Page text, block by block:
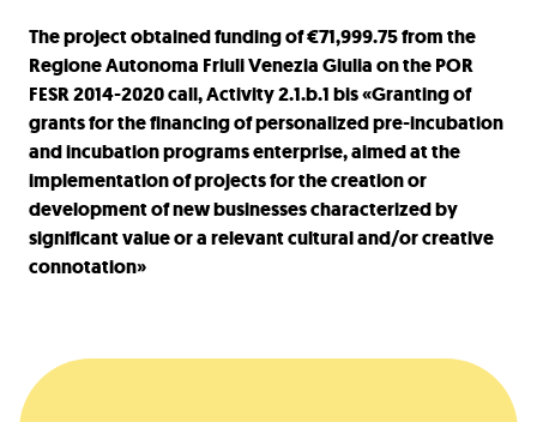
The project obtained funding of €71,999.75 from the
Regione Autonoma Friuli Venezia Giulia on the POR
FESR 2014-2020 call, Activity 2.1.b.1 bis «Granting of
grants for the financing of personalized pre-incubation
and incubation programs enterprise, aimed at the
implementation of projects for the creation or
development of new businesses characterized by
significant value or a relevant cultural and/or creative
connotation»